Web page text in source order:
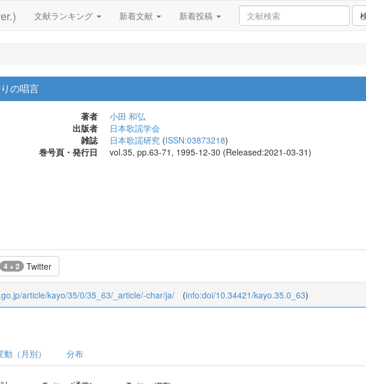
文献ランキング 新着文献 新着投稿
の唱言
著者
小田 和弘
出版者
日本歌謡学会
雑誌
日本歌謡研究 (ISSN:03873218)
巻号頁・発行日
vol.35, pp.63-71, 1995-12-30 (Released:2021-03-31)
4 + 2 Twitter
article/kayo/35/0/35_63/_article/-char/ja/ (info:doi/10.34421/kayo.35.0_63)
動（月別） 分布